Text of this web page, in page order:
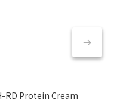
RD Protein Cream